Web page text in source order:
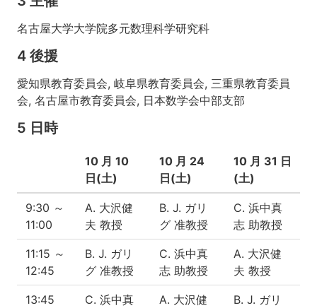
名古屋大学大学院多元数理科学研究科
4 後援
愛知県教育委員会, 岐阜県教育委員会, 三重県教育委員
会, 名古屋市教育委員会, 日本数学会中部支部
5 日時
10 月 10
日(土)
10 月 24
日(土)
10 月 31 日
(土)
9:30 ～
11:00
A. 大沢健
夫 教授
B. J. ガリ
グ 准教授
C. 浜中真
志 助教授
11:15 ～
12:45
B. J. ガリ
グ 准教授
C. 浜中真
志 助教授
A. 大沢健
夫 教授
13:45
C. 浜中真
A. 大沢健
B. J. ガリ